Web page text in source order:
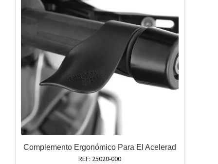
Complemento Ergonómico Para El Acelerad
REF: 25020-000